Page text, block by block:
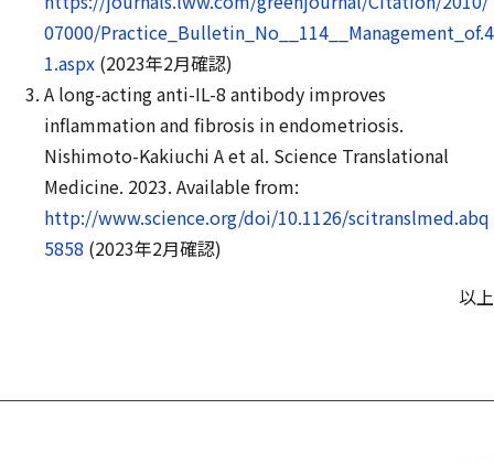
07000/Practice_Bulletin_No__114__Management_of.4
1.aspx (2023年2月確認)
A long-acting anti-IL-8 antibody improves
inflammation and fibrosis in endometriosis.
Nishimoto-Kakiuchi A et al. Science Translational
Medicine. 2023. Available from:
http://www.science.org/doi/10.1126/scitranslmed.abq
5858 (2023年2月確認)
以上